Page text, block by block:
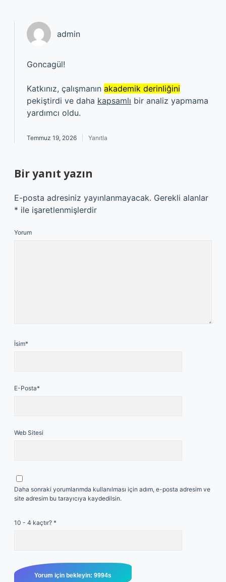
admin
Goncagül!
Katkınız, çalışmanın akademik derinliğini
pekiştirdi ve daha kapsamlı bir analiz yapmama
yardımcı oldu.
Temmuz 19, 2026 Yanıtla
Bir yanıt yazın
E-posta adresiniz yayınlanmayacak. Gerekli alanlar
* ile işaretlenmişlerdir
Yorum
İsim*
E-Posta*
Web Sitesi
Daha sonraki yorumlarımda kullanılması için adım, e-posta adresim ve
site adresim bu tarayıcıya kaydedilsin.
10 - 4 kaçtır? *